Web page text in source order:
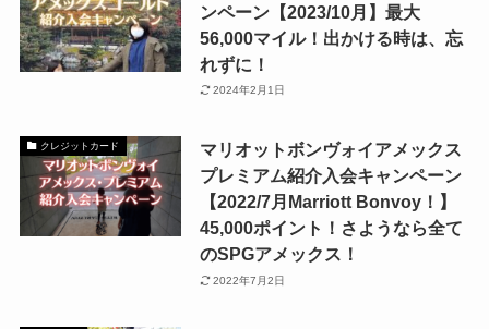
ンペーン【2023/10月】最大
56,000マイル！出かける時は、忘
れずに！
2024年2月1日
クレジットカード
マリオットボンヴォイアメックス
プレミアム紹介入会キャンペーン
【2022/7月Marriott Bonvoy！】
45,000ポイント！さようなら全て
のSPGアメックス！
2022年7月2日